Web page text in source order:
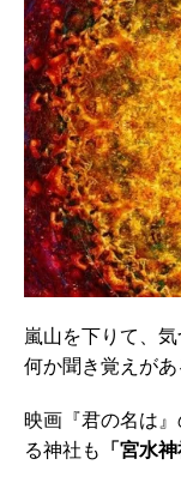
嵐山を下りて、
何か聞き覚えがあ
映画『君の名は
る神社も 「宮水神